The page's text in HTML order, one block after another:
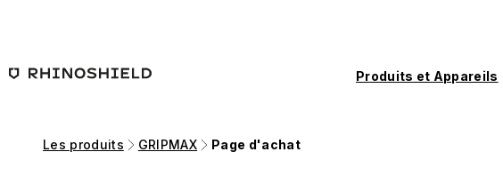
Produits et Appareils
Les produits GRIPMAX Page d'achat